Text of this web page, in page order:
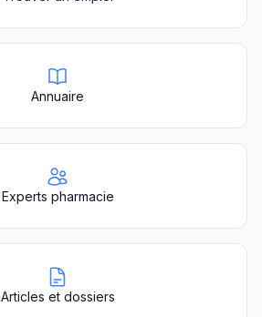
Annuaire
Experts pharmacie
Articles et dossiers